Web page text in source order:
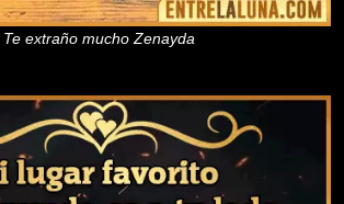
Te extraño mucho Zenayda